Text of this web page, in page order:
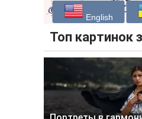
English
Топ картинок